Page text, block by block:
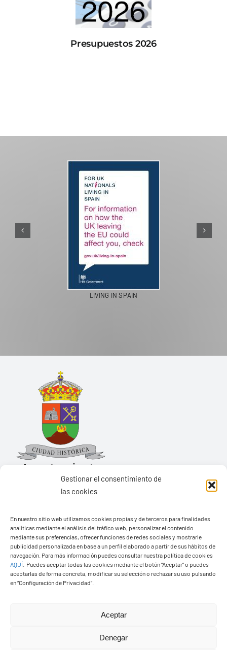
Gestionar el consentimiento de
las cookies
En nuestro sitio web utilizamos cookies propias y de terceros para finalidades
analíticas mediante el análisis del tráfico web, personalizar el contenido
mediante sus preferencias, ofrecer funciones de redes sociales y mostrarle
publicidad personalizada en base a un perfil elaborado a partir de sus hábitos de
navegación. Para más información puedes consultar nuestra política de cookies
AQUÍ
Puedes aceptar todas las cookies mediante el botón “Aceptar” o puedes
aceptarlas de forma concreta, modificar su selección o rechazar su uso pulsando
en “Configuración de Privacidad”.
Aceptar
Denegar
Presupuestos 2026
PASEOS EN CAMELLO
Pza. de Los Remedios, 1
35570 – Yaiza
Tel:928 83 62 20
© Copyright2026 Ayuntamiento de Yaiza - Todos los